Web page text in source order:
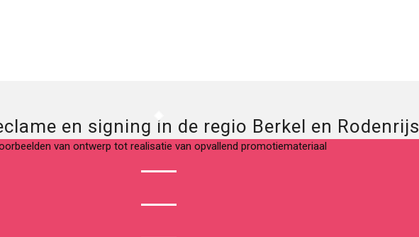
en signing in de regio Berkel en Rodenrijs
van ontwerp tot realisatie van opvallend promotiemateriaal